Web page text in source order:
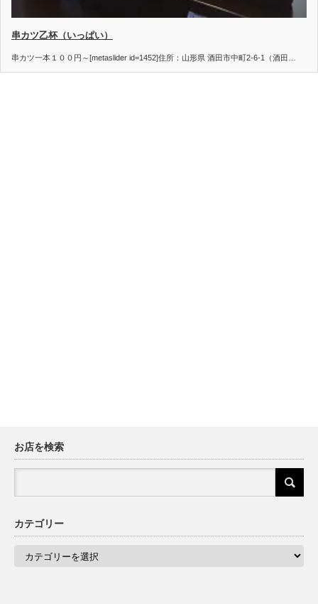
串カツ乙杯（いっぱい）
串カツ一本１００円～[metaslider id=1452]住所：山形県 酒田市中町2-6-1（酒田…
お店を検索
カテゴリー